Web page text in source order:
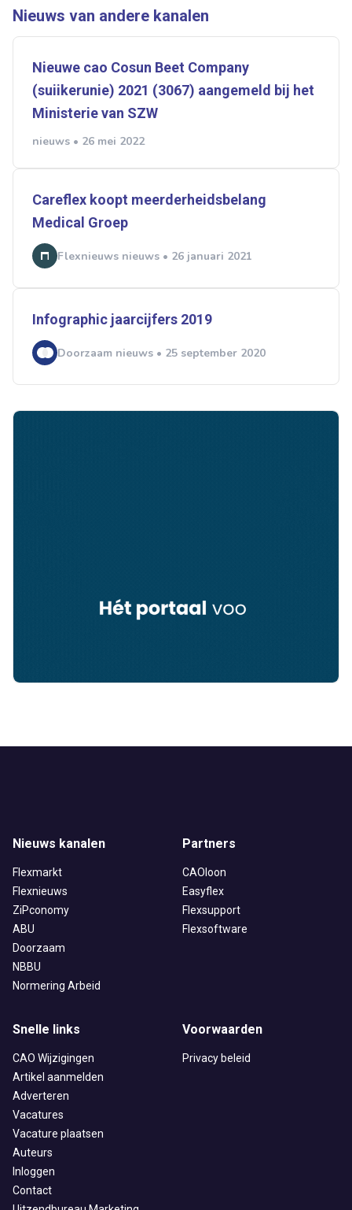
Nieuws van andere kanalen
Nieuwe cao Cosun Beet Company
(suiikerunie) 2021 (3067) aangemeld bij het
Ministerie van SZW
nieuws • 26 mei 2022
Careflex koopt meerderheidsbelang
Medical Groep
Flexnieuws nieuws • 26 januari 2021
Infographic jaarcijfers 2019
Doorzaam nieuws • 25 september 2020
Nieuws kanalen
Flexmarkt
Flexnieuws
ZiPconomy
ABU
Doorzaam
NBBU
Normering Arbeid
Partners
CAOloon
Easyflex
Flexsupport
Flexsoftware
Snelle links
CAO Wijzigingen
Artikel aanmelden
Adverteren
Vacatures
Vacature plaatsen
Auteurs
Inloggen
Contact
Voorwaarden
Privacy beleid